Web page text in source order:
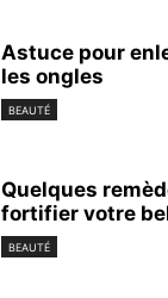
Astuce pour
les ongles
BEAUTÉ
Quelques
fortifier votre
BEAUTÉ